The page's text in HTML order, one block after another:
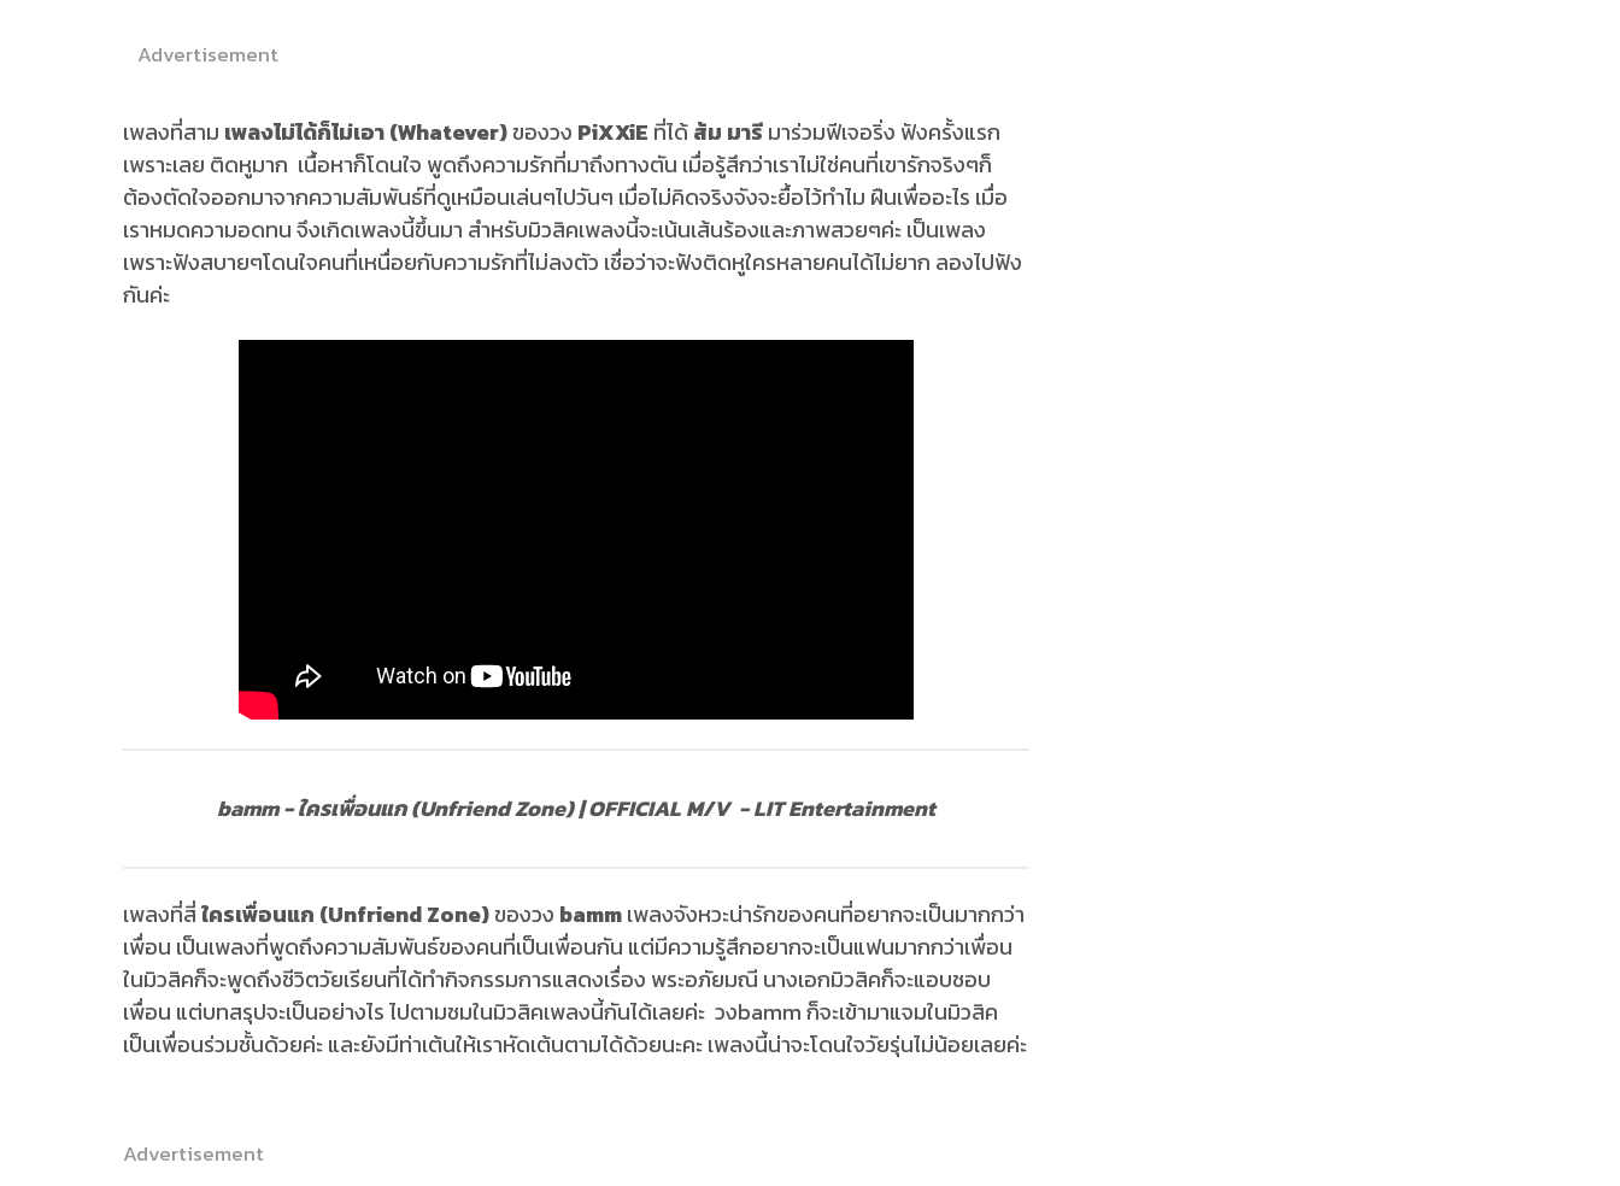
Advertisement
เพลงที่สาม เพลงไม่ได้ก็ไม่เอา (Whatever)ของวง PiXXiE ที่ได้ส้ม มารีมาร่วมฟีเจอริ่ง ฟังครั้งแรก
เพราะเลย ติดหูมาก เนื้อหาก็โดนใจ พูดถึงความรักที่มาถึงทางตัน เมื่อรู้สึกว่าเราไม่ใช่คนที่เขารักจริงๆก็
ต้องตัดใจออกมาจากความสัมพันธ์ที่ดูเหมือนเล่นๆไปวันๆ เมื่อไม่คิดจริงจังจะยื้อไว้ทำไม ฝืนเพื่ออะไร เมื่อ
เราหมดความอดทน จึงเกิดเพลงนี้ขึ้นมา สำหรับมิวสิคเพลงนี้จะเน้นเส้นร้องและภาพสวยๆค่ะ เป็นเพลง
เพราะฟังสบายๆโดนใจคนที่เหนื่อยกับความรักที่ไม่ลงตัว เชื่อว่าจะฟังติดหูใครหลายคนได้ไม่ยาก ลองไปฟัง
กันค่ะ
bamm - ใครเพื่อนแก (Unfriend Zone) | OFFICIAL M/V - LIT Entertainment
เพลงที่สี่ใครเพื่อนแก (Unfriend Zone)ของวง bammเพลงจังหวะน่ารักของคนที่อยากจะเป็นมากกว่า
เพื่อน เป็นเพลงที่พูดถึงความสัมพันธ์ของคนที่เป็นเพื่อนกัน แต่มีความรู้สึกอยากจะเป็นแฟนมากกว่าเพื่อน
ในมิวสิคก็จะพูดถึงชีวิตวัยเรียนที่ได้ทำกิจกรรมการแสดงเรื่อง พระอภัยมณี นางเอกมิวสิคก็จะแอบชอบ
เพื่อน แต่บทสรุปจะเป็นอย่างไร ไปตามชมในมิวสิคเพลงนี้กันได้เลยค่ะ วงbamm ก็จะเข้ามาแจมในมิวสิค
เป็นเพื่อนร่วมชั้นด้วยค่ะ และยังมีท่าเต้นให้เราหัดเต้นตามได้ด้วยนะคะ เพลงนี้น่าจะโดนใจวัยรุ่นไม่น้อยเลยค่ะ
Advertisement